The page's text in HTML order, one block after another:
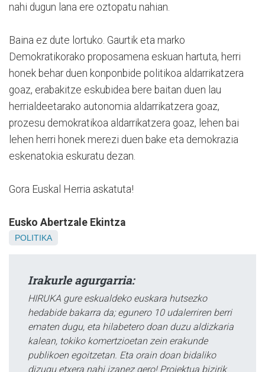
nahi dugun lana ere oztopatu nahian.
Baina ez dute lortuko. Gaurtik eta marko
Demokratikorako proposamena eskuan hartuta, herri
honek behar duen konponbide politikoa aldarrikatzera
goaz, erabakitze eskubidea bere baitan duen lau
herrialdeetarako autonomia aldarrikatzera goaz,
prozesu demokratikoa aldarrikatzera goaz, lehen bai
lehen herri honek merezi duen bake eta demokrazia
eskenatokia eskuratu dezan.
Gora Euskal Herria askatuta!
Eusko Abertzale Ekintza
POLITIKA
Irakurle agurgarria:
HIRUKA gure eskualdeko euskara hutsezko
hedabide bakarra da; egunero 10 udalerriren berri
ematen dugu, eta hilabetero doan duzu aldizkaria
kalean, tokiko komertzioetan zein erakunde
publikoen egoitzetan. Eta orain doan bidaliko
dizugu etxera nahi izanez gero! Proiektua bizirik